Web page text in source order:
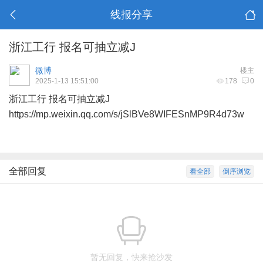
线报分享
浙江工行 报名可抽立减J
楼主
微博
178 0
2025-1-13 15:51:00
浙江工行 报名可抽立减J
https://mp.weixin.qq.com/s/jSlBVe8WIFESnMP9R4d73w
倒序浏览
看全部
全部回复
暂无回复，快来抢沙发